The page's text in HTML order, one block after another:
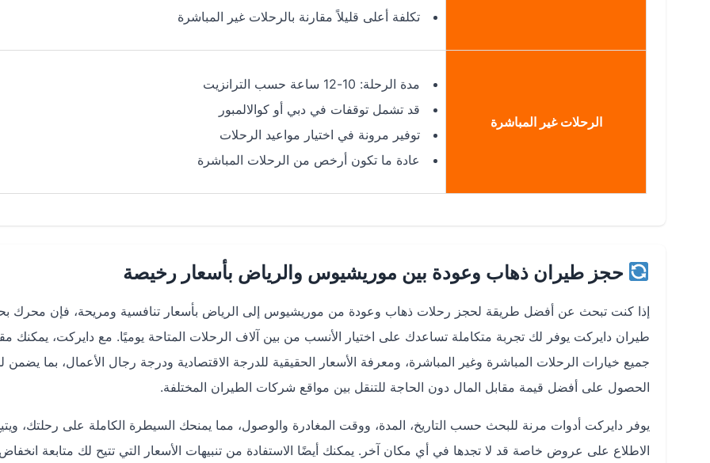
تكلفة أعلى قليلاً مقارنة بالرحلات غير المباشرة
الرحلات غير المباشرة
مدة الرحلة: 10-12 ساعة حسب الترانزيت
قد تشمل توقفات في دبي أو كوالالمبور
توفير مرونة في اختيار مواعيد الرحلات
عادة ما تكون أرخص من الرحلات المباشرة
حجز طيران ذهاب وعودة بين موريشيوس والرياض بأسعار رخيصة
إذا كنت تبحث عن أفضل طريقة لحجز رحلات ذهاب وعودة من موريشيوس إلى الرياض بأسعار تنافسية ومريحة، فإن محرك
طيران دايركت يوفر لك تجربة متكاملة تساعدك على اختيار الأنسب من بين آلاف الرحلات المتاحة يوميًا. مع دايركت، يمكنك
جميع خيارات الرحلات المباشرة وغير المباشرة، ومعرفة الأسعار الحقيقية للدرجة الاقتصادية ودرجة رجال الأعمال، بما يضمن
الحصول على أفضل قيمة مقابل المال دون الحاجة للتنقل بين مواقع شركات الطيران المختلفة.
يوفر دايركت أدوات مرنة للبحث حسب التاريخ، المدة، ووقت المغادرة والوصول، مما يمنحك السيطرة الكاملة على رحلتك،
الاطلاع على عروض خاصة قد لا تجدها في أي مكان آخر. يمكنك أيضًا الاستفادة من تنبيهات الأسعار التي تتيح لك متابعة